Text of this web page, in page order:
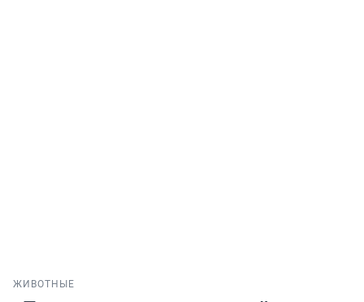
ЖИВОТНЫЕ